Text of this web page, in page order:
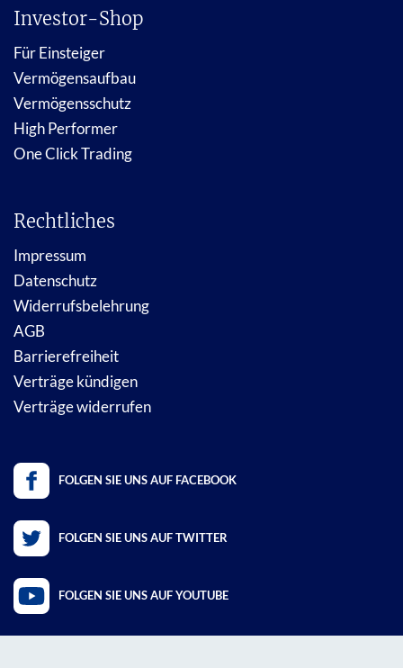
Investor-Shop
Für Einsteiger
Vermögensaufbau
Vermögensschutz
High Performer
One Click Trading
Rechtliches
Impressum
Datenschutz
Widerrufsbelehrung
AGB
Barrierefreiheit
Verträge kündigen
Verträge widerrufen
FOLGEN SIE UNS AUF FACEBOOK
FOLGEN SIE UNS AUF TWITTER
FOLGEN SIE UNS AUF YOUTUBE